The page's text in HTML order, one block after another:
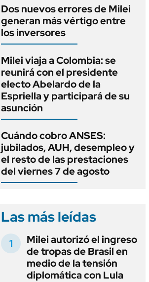
Dos nuevos errores de Milei
generan más vértigo entre
los inversores
Milei viaja a Colombia: se
reunirá con el presidente
electo Abelardo de la
Espriella y participará de su
asunción
Cuándo cobro ANSES:
jubilados, AUH, desempleo y
el resto de las prestaciones
del viernes 7 de agosto
Las más leídas
Milei autorizó el ingreso
de tropas de Brasil en
medio de la tensión
diplomática con Lula